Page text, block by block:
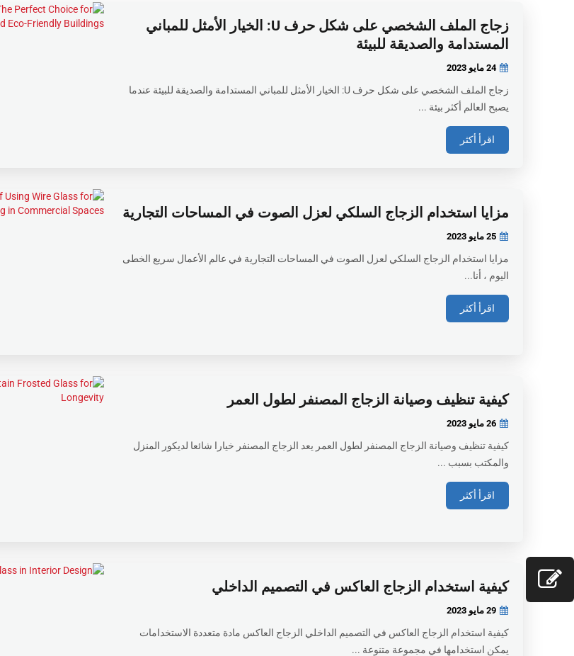
زجاج الملف الشخصي على شكل حرف U: الخيار الأمثل للمباني
المستدامة والصديقة للبيئة
24 مايو 2023
زجاج الملف الشخصي على شكل حرف U: الخيار الأمثل للمباني المستدامة والصديقة للبيئة عندما
يصبح العالم أكثر بيئة ...
اقرأ أكثر
مزايا استخدام الزجاج السلكي لعزل الصوت في المساحات التجارية
25 مايو 2023
مزايا استخدام الزجاج السلكي لعزل الصوت في المساحات التجارية في عالم الأعمال سريع الخطى
اليوم ، أنا...
اقرأ أكثر
كيفية تنظيف وصيانة الزجاج المصنفر لطول العمر
26 مايو 2023
كيفية تنظيف وصيانة الزجاج المصنفر لطول العمر يعد الزجاج المصنفر خيارا شائعا لديكور المنزل
والمكتب بسبب ...
اقرأ أكثر
كيفية استخدام الزجاج العاكس في التصميم الداخلي
29 مايو 2023
كيفية استخدام الزجاج العاكس في التصميم الداخلي الزجاج العاكس مادة متعددة الاستخدامات
يمكن استخدامها في مجموعة متنوعة ...